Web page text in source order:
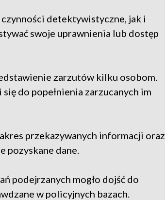
detektywistyczne, jak i
swoje uprawnienia lub dostęp
zarzutów kilku osobom.
do popełnienia zarzucanych im
przekazywanych informacji oraz
pozyskane dane.
podejrzanych mogło dojść do
w policyjnych bazach.